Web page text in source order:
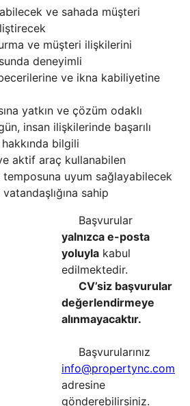
ve sahada müşteri
ve müşteri ilişkilerini
deneyimli
ve ikna kabiliyetine
yatkın ve çözüm odaklı
insan ilişkilerinde başarılı
bilgili
aktif araç kullanabilen
temposuna uyum sağlayabilecek
sahip
Başvurular
yalnızca e-posta
yoluyla kabul
edilmektedir.
CV’siz başvurular
değerlendirmeye
alınmayacaktır.
Başvurularınız
info@propertync.com
adresine
gönderebilirsiniz.